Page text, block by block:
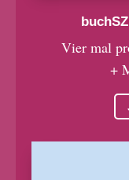
Vier mal
+